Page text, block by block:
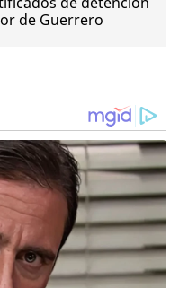
de Guerrero